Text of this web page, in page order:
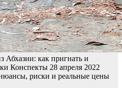
Абхазии: как пригнать и
Конспекты 28 апреля 2022
риски и реальные цены